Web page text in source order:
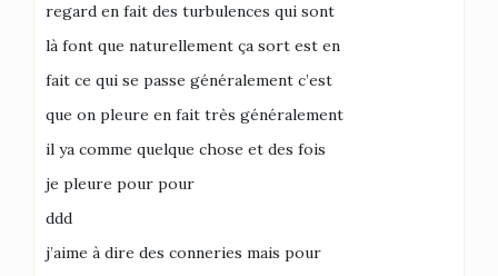
regard en fait des turbulences qui sont
là font que naturellement ça sort est en
fait ce qui se passe généralement c’est
que on pleure en fait très généralement
il ya comme quelque chose et des fois
je pleure pour pour
ddd
j’aime à dire des conneries mais pour